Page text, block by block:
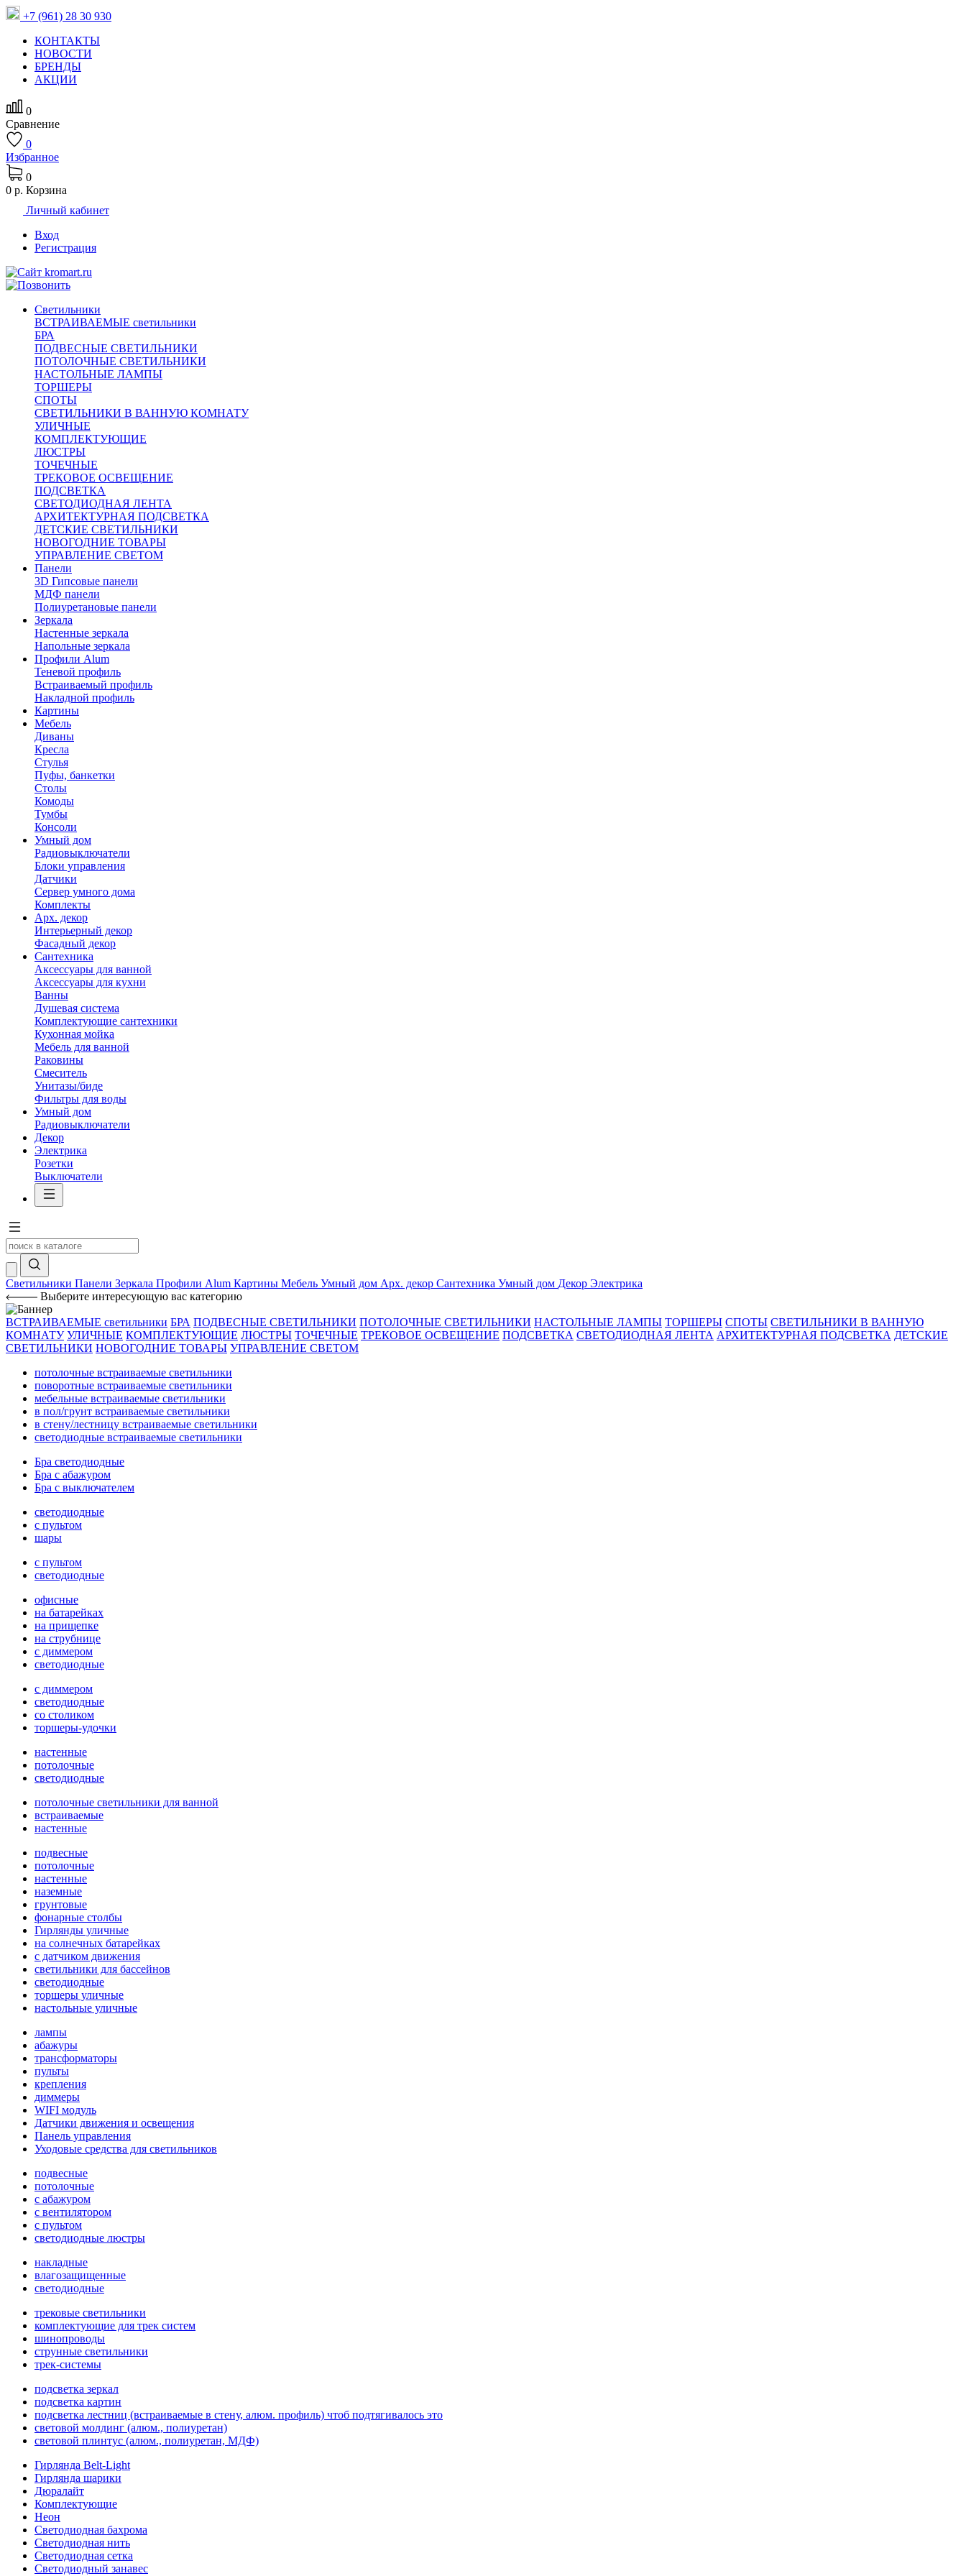
+7 (961) 28 30 930
КОНТАКТЫ
НОВОСТИ
БРЕНДЫ
АКЦИИ
0
Сравнение
0
Избранное
0
0 р. Корзина
Личный кабинет
Вход
Регистрация
Светильники
ВСТРАИВАЕМЫЕ светильники
БРА
ПОДВЕСНЫЕ СВЕТИЛЬНИКИ
ПОТОЛОЧНЫЕ СВЕТИЛЬНИКИ
НАСТОЛЬНЫЕ ЛАМПЫ
ТОРШЕРЫ
СПОТЫ
СВЕТИЛЬНИКИ В ВАННУЮ КОМНАТУ
УЛИЧНЫЕ
КОМПЛЕКТУЮЩИЕ
ЛЮСТРЫ
ТОЧЕЧНЫЕ
ТРЕКОВОЕ ОСВЕЩЕНИЕ
ПОДСВЕТКА
СВЕТОДИОДНАЯ ЛЕНТА
АРХИТЕКТУРНАЯ ПОДСВЕТКА
ДЕТСКИЕ СВЕТИЛЬНИКИ
НОВОГОДНИЕ ТОВАРЫ
УПРАВЛЕНИЕ СВЕТОМ
Панели
3D Гипсовые панели
МДФ панели
Полиуретановые панели
Зеркала
Настенные зеркала
Напольные зеркала
Профили Alum
Теневой профиль
Встраиваемый профиль
Накладной профиль
Картины
Мебель
Диваны
Кресла
Стулья
Пуфы, банкетки
Столы
Комоды
Тумбы
Консоли
Умный дом
Радиовыключатели
Блоки управления
Датчики
Сервер умного дома
Комплекты
Арх. декор
Интерьерный декор
Фасадный декор
Сантехника
Аксессуары для ванной
Аксессуары для кухни
Ванны
Душевая система
Комплектующие сантехники
Кухонная мойка
Мебель для ванной
Раковины
Смеситель
Унитазы/биде
Фильтры для воды
Умный дом
Радиовыключатели
Декор
Электрика
Розетки
Выключатели
Светильники Панели Зеркала Профили Alum Картины Мебель Умный дом Арх. декор Сантехника Умный дом Декор Электрика
Выберите интересующую вас категорию
ВСТРАИВАЕМЫЕ светильники БРА ПОДВЕСНЫЕ СВЕТИЛЬНИКИ ПОТОЛОЧНЫЕ СВЕТИЛЬНИКИ НАСТОЛЬНЫЕ ЛАМПЫ ТОРШЕРЫ СПОТЫ СВЕТИЛЬНИКИ В ВАННУЮ
КОМНАТУ УЛИЧНЫЕ КОМПЛЕКТУЮЩИЕ ЛЮСТРЫ ТОЧЕЧНЫЕ ТРЕКОВОЕ ОСВЕЩЕНИЕ ПОДСВЕТКА СВЕТОДИОДНАЯ ЛЕНТА АРХИТЕКТУРНАЯ ПОДСВЕТКА ДЕТСКИЕ
СВЕТИЛЬНИКИ НОВОГОДНИЕ ТОВАРЫ УПРАВЛЕНИЕ СВЕТОМ
потолочные встраиваемые светильники
поворотные встраиваемые светильники
мебельные встраиваемые светильники
в пол/грунт встраиваемые светильники
в стену/лестницу встраиваемые светильники
светодиодные встраиваемые светильники
Бра светодиодные
Бра с абажуром
Бра с выключателем
светодиодные
с пультом
шары
с пультом
светодиодные
офисные
на батарейках
на прищепке
на струбнице
с диммером
светодиодные
с диммером
светодиодные
со столиком
торшеры-удочки
настенные
потолочные
светодиодные
потолочные светильники для ванной
встраиваемые
настенные
подвесные
потолочные
настенные
наземные
грунтовые
фонарные столбы
Гирлянды уличные
на солнечных батарейках
с датчиком движения
светильники для бассейнов
светодиодные
торшеры уличные
настольные уличные
лампы
абажуры
трансформаторы
пульты
крепления
диммеры
WIFI модуль
Датчики движения и освещения
Панель управления
Уходовые средства для светильников
подвесные
потолочные
с абажуром
с вентилятором
с пультом
светодиодные люстры
накладные
влагозащищенные
светодиодные
трековые светильники
комплектующие для трек систем
шинопроводы
струнные светильники
трек-системы
подсветка зеркал
подсветка картин
подсветка лестниц (встраиваемые в стену, алюм. профиль) чтоб подтягивалось это
световой молдинг (алюм., полиуретан)
световой плинтус (алюм., полиуретан, МДФ)
Гирлянда Belt-Light
Гирлянда шарики
Дюралайт
Комплектующие
Неон
Светодиодная бахрома
Светодиодная нить
Светодиодная сетка
Светодиодный занавес